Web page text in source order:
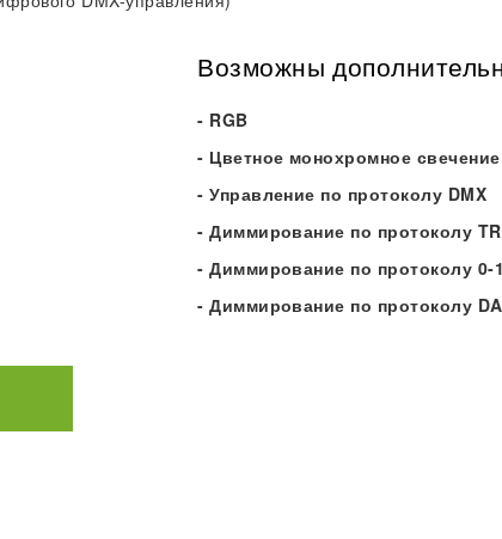
Возможны
- RGB
- Цветное монохромное свечение
- Управление по протоколу DMX
- Диммирование по протоколу
- Диммирование по протоколу 0-
- Диммирование по протоколу